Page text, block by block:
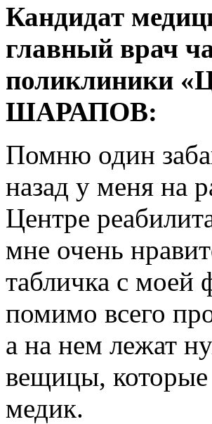
Кандидат
главный врач
поликлиники
ШАРАПОВ:
Помню один
назад у меня на
Центре
мне очень
табличка с моей
помимо всего
а на нем лежат
вещицы, которые
медик.